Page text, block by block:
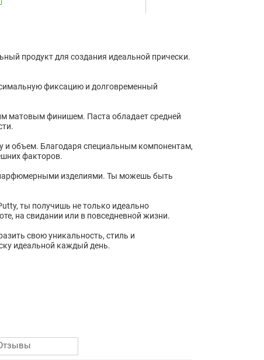
продукт для создания идеальной прически.
фиксацию и долговременный
матовым финишем. Паста обладает средней
и объем. Благодаря специальным компонентам,
факторов.
парфюмерными изделиями. Ты можешь быть
ты получишь не только идеально
на свидании или в повседневной жизни.
свою уникальность, стиль и
идеальной каждый день.